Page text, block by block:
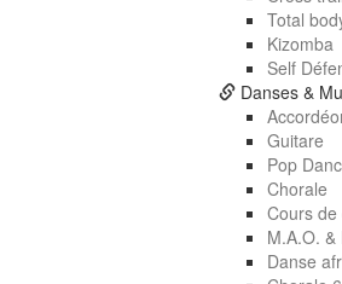
Total
Kizomba
Self
Danses &
Guitare
Pop
Chorale
Cours
M.A.O. &
Danse